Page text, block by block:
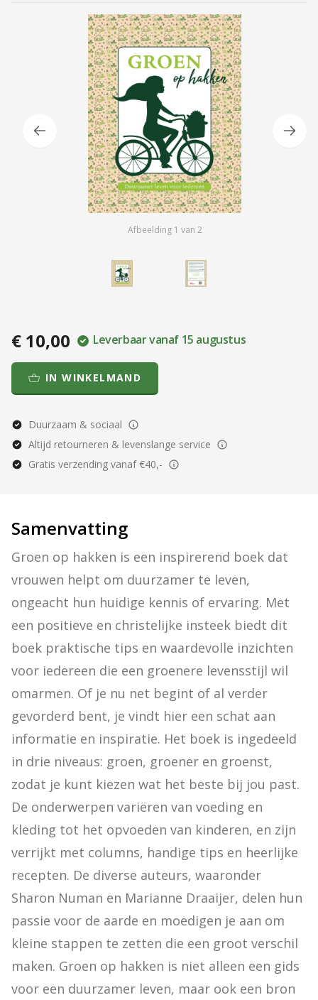
Afbeelding 1 van 2
€ 10,00 Leverbaar vanaf 15 augustus
IN WINKELMAND
Duurzaam & sociaal
Altijd retourneren & levenslange service
Gratis verzending vanaf €40,-
Samenvatting
Groen op hakken is een inspirerend boek dat
vrouwen helpt om duurzamer te leven,
ongeacht hun huidige kennis of ervaring. Met
een positieve en christelijke insteek biedt dit
boek praktische tips en waardevolle inzichten
voor iedereen die een groenere levensstijl wil
omarmen. Of je nu net begint of al verder
gevorderd bent, je vindt hier een schat aan
informatie en inspiratie. Het boek is ingedeeld
in drie niveaus: groen, groener en groenst,
zodat je kunt kiezen wat het beste bij jou past.
De onderwerpen variëren van voeding en
kleding tot het opvoeden van kinderen, en zijn
verrijkt met columns, handige tips en heerlijke
recepten. De diverse auteurs, waaronder
Sharon Numan en Marianne Draaijer, delen hun
passie voor de aarde en moedigen je aan om
kleine stappen te zetten die een groot verschil
maken. Groen op hakken is niet alleen een gids
voor een duurzamer leven, maar ook een bron